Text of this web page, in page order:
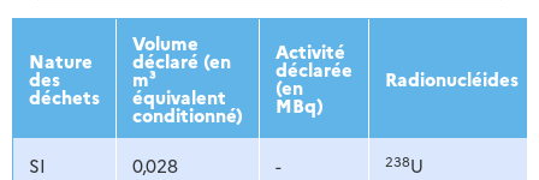
2013 2014 2015 2016
Nature
des
déchets
Volume
déclaré (en
m³
équivalent
conditionné)
Activité
déclarée
(en
MBq)
Radionucléides
SI 0,028 - 238U